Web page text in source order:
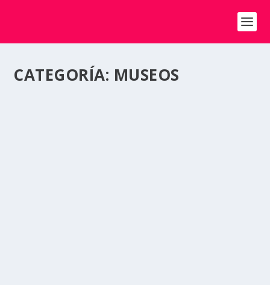
CATEGORÍA: MUSEOS